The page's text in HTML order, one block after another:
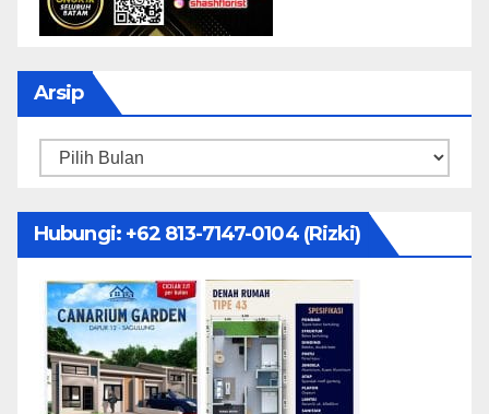
Arsip
Arsip
Hubungi: ‪+62 813-7147-0104‬ (Rizki)